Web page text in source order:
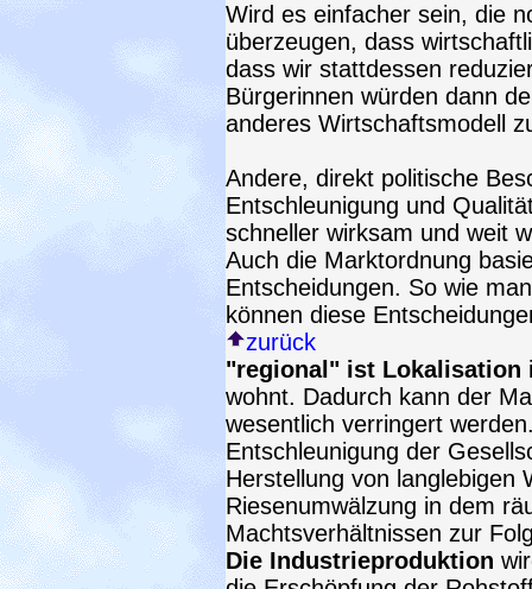
Wird es einfacher sein, die
überzeugen, dass
dass wir stattdessen
Bürgerinnen würden dann
anderes Wirtschaftsmodell
Andere, direkt politische
Entschleunigung und
schneller wirksam und weit
Auch die Marktordnung
Entscheidungen. So wie
können diese
zurück
"regional" ist Lokalisation
wohnt. Dadurch kann der
wesentlich verringert
Entschleunigung der
Herstellung von langlebigen
Riesenumwälzung in dem
Machtsverhältnissen zur
Die Industrieproduktion